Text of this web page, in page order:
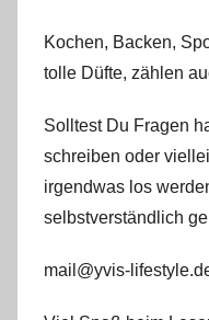
Kochen, Backen,
tolle Düfte, zählen
Solltest Du Fragen
schreiben oder
irgendwas los
selbstverständlich
mail@yvis-